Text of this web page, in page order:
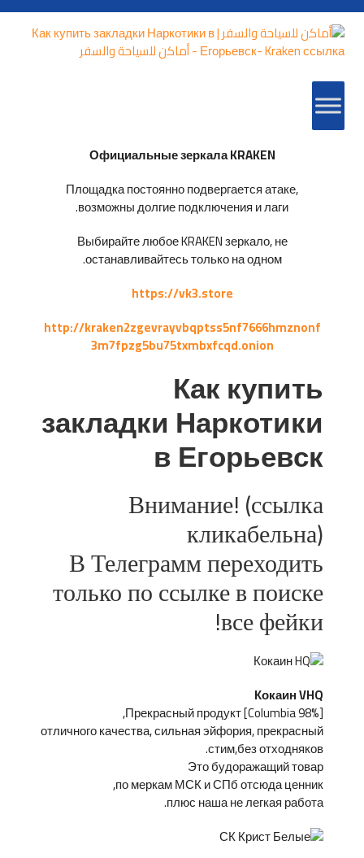
Официальные зеркала KRAKEN
Площадка постоянно подвергается атаке,
возможны долгие подключения и лаги.
Выбирайте любое KRAKEN зеркало, не
останавливайтесь только на одном.
https://vk3.store
http://kraken2zgevrayvbqptss5nf7666hmznonf
3m7fpzg5bu75txmbxfcqd.onion
Как купить
закладки Наркотики
в Егорьевск
Внимание! (ссылка
кликабельна)
В Телеграмм переходить
только по ссылке в поиске
все фейки!
Кокаин VHQ
[Columbia 98%] Прекрасный продукт,
отличного качества, сильная эйфория, прекрасный
стим,без отходняков.
Это будоражащий товар
по меркам МСК и СПб отсюда ценник,
плюс наша не легкая работа.